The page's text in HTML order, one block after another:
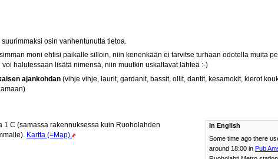
osin vanhentunutta tietoa.
moni ehtisi paikalle silloin, niin kenenkään ei tarvitse turhaan odotella muita
halutessaan lisätä nimensä, niin muutkin uskaltavat lähteä :-)
ajankohdan(vihje vihje, laurit, gardanit, bassit, ollit, dantit, kesamokit, kierot
In English
Some time ago there
around 18:00 inPub
1 C (samassa rakennuksessa kuin Ruoholahden
Kartta (=Map).